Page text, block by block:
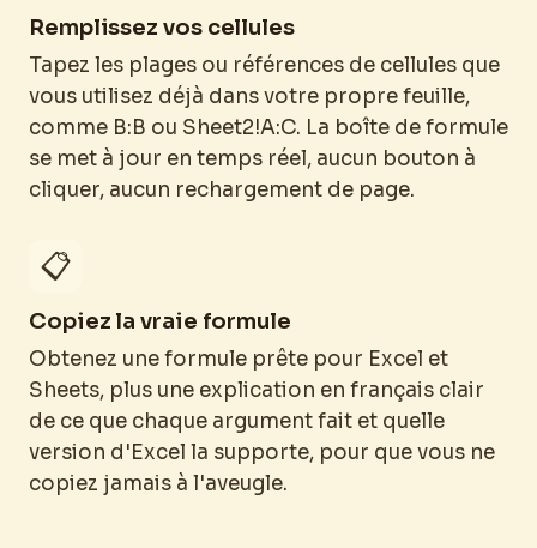
Remplissez vos cellules
Tapez les plages ou références de cellules que
vous utilisez déjà dans votre propre feuille,
comme B:B ou Sheet2!A:C. La boîte de formule
se met à jour en temps réel, aucun bouton à
cliquer, aucun rechargement de page.
📋
Copiez la vraie formule
Obtenez une formule prête pour Excel et
Sheets, plus une explication en français clair
de ce que chaque argument fait et quelle
version d'Excel la supporte, pour que vous ne
copiez jamais à l'aveugle.